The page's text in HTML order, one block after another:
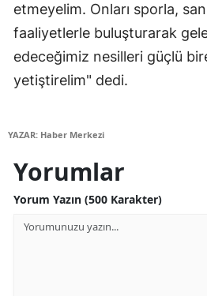
etmeyelim. Onları sporla,
faaliyetlerle buluşturarak
edeceğimiz nesilleri güçlü
yetiştirelim" dedi.
YAZAR: Haber Merkezi
Yorumlar
Yorum Yazın (500 Karakter)